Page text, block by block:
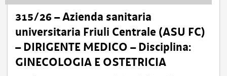
315/26 – Azienda sanitaria
universitaria Friuli Centrale (ASU FC)
– DIRIGENTE MEDICO – Disciplina:
GINECOLOGIA E OSTETRICIA